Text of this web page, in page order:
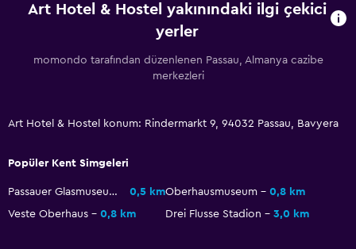
Art Hotel & Hostel yakınındaki ilgi çekici
yerler
momondo tarafından düzenlenen Passau, Almanya cazibe
merkezleri
Art Hotel & Hostel konum: Rindermarkt 9, 94032 Passau, Bavyera
Popüler Kent Simgeleri
Passauer Glasmuseum 0,5 kmOberhausmuseum
0,8 km
Veste Oberhaus
0,8 km Drei Flusse Stadion 3,0 km